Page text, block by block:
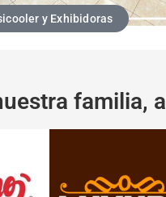
y Exhibidoras
familia,